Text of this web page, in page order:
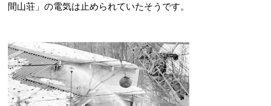
間山荘」の電気は止められていたそうです。